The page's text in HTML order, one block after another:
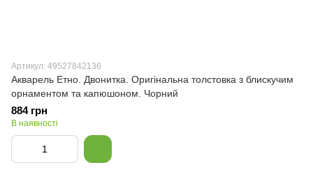
Артикул: 49527842136
Акварель Етно. Двонитка. Оригінальна толстовка з блискучим
орнаментом та капюшоном. Чорний
884 грн
В наявності